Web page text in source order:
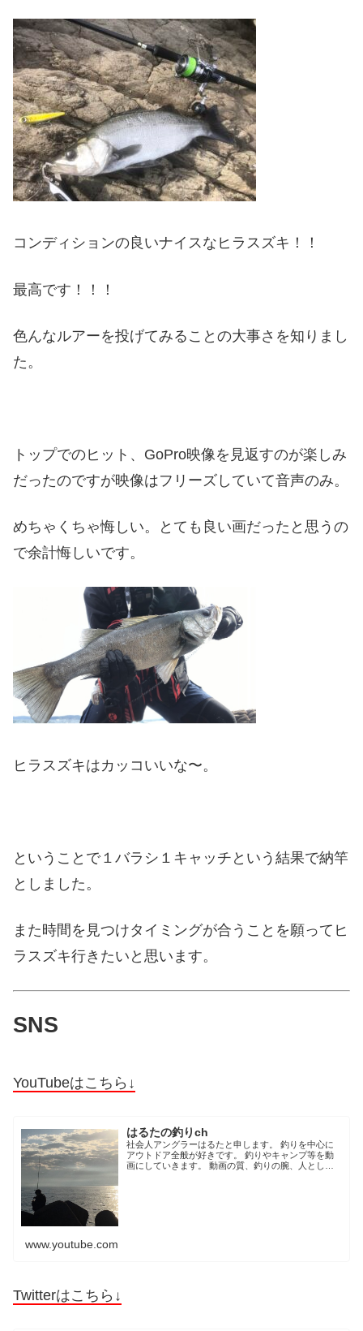
コンディションの良いナイスなヒラスズキ！！
最高です！！！
色んなルアーを投げてみることの大事さを知りまし
た。
トップでのヒット、GoPro映像を見返すのが楽しみ
だったのですが映像はフリーズしていて音声のみ。
めちゃくちゃ悔しい。とても良い画だったと思うの
で余計悔しいです。
ヒラスズキはカッコいいな〜。
ということで１バラシ１キャッチという結果で納竿
としました。
また時間を見つけタイミングが合うことを願ってヒ
ラスズキ行きたいと思います。
SNS
YouTubeはこちら↓
はるたの釣りch
社会人アングラーはるたと申します。 釣りを中心に
アウトドア全般が好きです。 釣りやキャンプ等を動
画にしていきます。 動画の質、釣りの腕、人として
www.youtube.com
Twitterはこちら↓